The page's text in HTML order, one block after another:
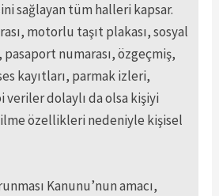
sağlayan tüm halleri kapsar.
motorlu taşıt plakası, sosyal
numarası, özgeçmiş,
kayıtları, parmak izleri,
dolaylı da olsa kişiyi
özellikleri nedeniyle kişisel
Kanunu’nun amacı,